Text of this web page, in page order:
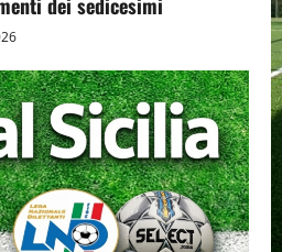
dei sedicesimi